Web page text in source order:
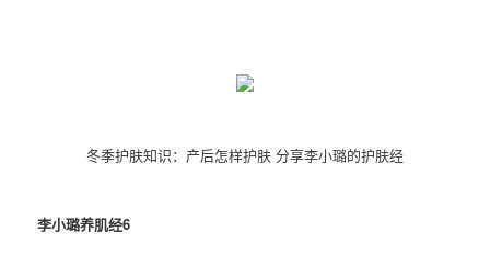
冬季护肤知识：产后怎样护肤 分享李小璐的护肤经
李小璐养肌经6